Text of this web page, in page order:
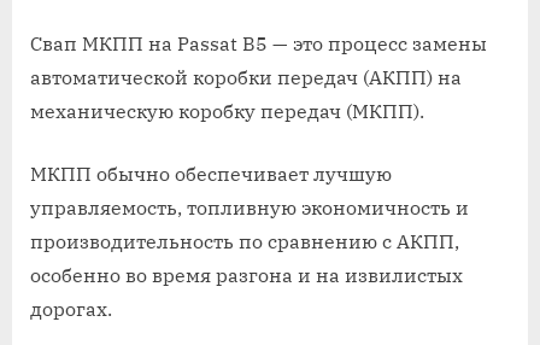
Свап
мкпп
Свап МКПП на Passat B5 — это процесс замены
автоматической коробки передач (АКПП) на
механическую коробку передач (МКПП).
МКПП обычно обеспечивает лучшую
управляемость, топливную экономичность и
производительность по сравнению с АКПП,
особенно во время разгона и на извилистых
дорогах.